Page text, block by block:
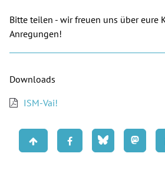
Bitte teilen - wir freuen uns über eure
Anregungen!
Downloads
ISM-Vai!